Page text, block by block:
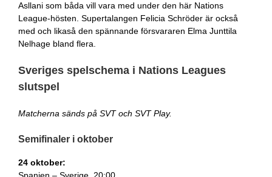
Asllani som båda vill vara med under den här Nations
League-hösten. Supertalangen Felicia Schröder är också
med och likaså den spännande försvararen Elma Junttila
Nelhage bland flera.
Sveriges spelschema i Nations Leagues
slutspel
Matcherna sänds på SVT och SVT Play.
Semifinaler i oktober
24 oktober: